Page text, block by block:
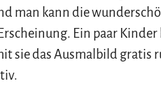
man kann die
Ein paar
sie das Ausmalbild gratis